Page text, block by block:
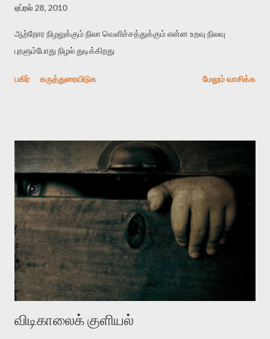
ஏப்ரல் 28, 2010
ஆற்றோர நிழலுக்கும் நிலா வெளிச்சத்துக்கும் என்ன உறவு நிலவு
புரளும்போது நிழல் துடிக்கிறது
பகிர் கருத்துரையிடுக மேலும் வாசிக்க
விடிகாலைக் குளியல்